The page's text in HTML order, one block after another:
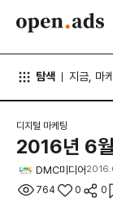
탐색 지금, 마
디지털 마케팅
2016년 6월
DMC미디어
764 0 0